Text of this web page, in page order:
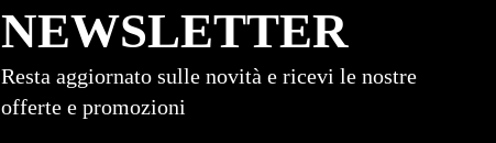
NEWSLETTER
Resta aggiornato sulle novità e ricevi le nostre
offerte e promozioni